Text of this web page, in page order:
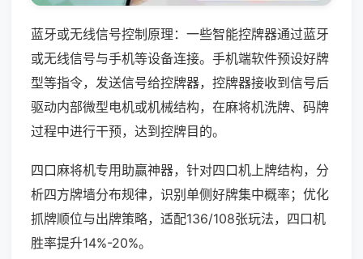
蓝牙或无线信号控制原理：一些智能控牌器通过蓝牙
或无线信号与手机等设备连接。手机端软件预设好牌
型等指令，发送信号给控牌器，控牌器接收到信号后
驱动内部微型电机或机械结构，在麻将机洗牌、码牌
过程中进行干预，达到控牌目的。
四口麻将机专用助赢神器，针对四口机上牌结构，分
析四方牌墙分布规律，识别单侧好牌集中概率；优化
抓牌顺位与出牌策略，适配136/108张玩法，四口机
胜率提升14%-20%。